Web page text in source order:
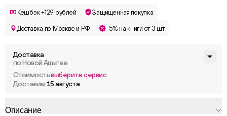
Кешбэк +129 рублей Защищенная покупка
Доставка по Москве и РФ -5% на книги от 3 шт
Доставка
по Новой Адыгее
Стоимостьвыберите сервис
Доставим 15 августа
Описание